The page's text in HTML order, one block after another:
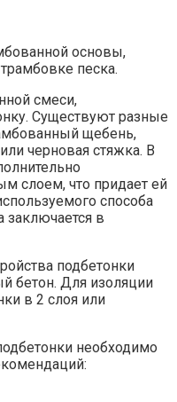
основы,
песка.
смеси,
Существуют разные
щебень,
черновая стяжка. В
слоем, что придает ей
способа
заключается в
подбетонки
бетон. Для изоляции
в 2 слоя или
необходимо